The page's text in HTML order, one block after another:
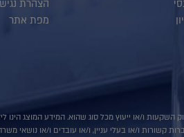
הצהרת
מפת אתר
השקעות ו/או ייעוץ מכל סוג שהוא. המידע המוצג
ו/או בעלי עניין, ו/או עובדים ו/או נושאי